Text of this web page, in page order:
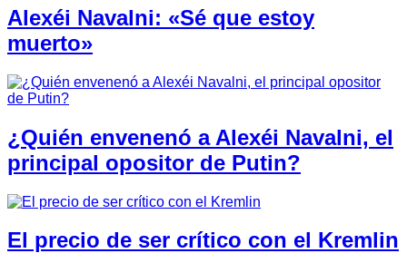
Alexéi Navalni: «Sé que estoy
muerto»
¿Quién envenenó a Alexéi Navalni, el
principal opositor de Putin?
El precio de ser crítico con el Kremlin